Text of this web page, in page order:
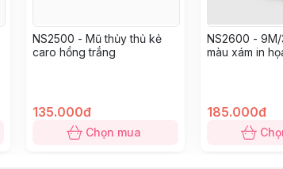
NS2500 - Mũ thủy thủ kẻ
caro hồng trắng
135.000đ
Chọn mua
NS2600 - 9M/
màu xám in
185.000đ